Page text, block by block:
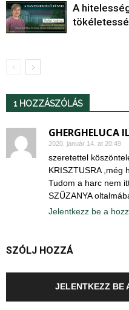
A
1 HOZZÁSZÓLÁS
GHERGHELUCA
2020. január 14. at 20:49
szeretettel
KRISZTUSRA ,még
Tudom a harc nem
SZŰZANYA
Jelentkezz be a
SZÓLJ HOZZÁ
JELENTKEZZ BE